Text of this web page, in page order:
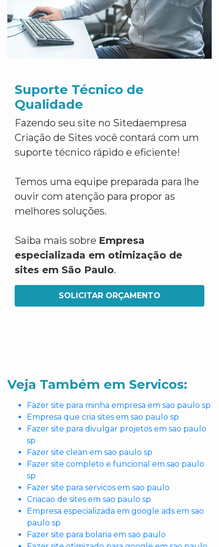
Suporte Técnico de
Qualidade
Fazendo seu site no Sitedaempresa
Criação de Sites você contará com um
suporte técnico rápido e eficiente!
Temos uma equipe preparada para lhe
ouvir com atenção para propor as
melhores soluções.
Saiba mais sobre Empresa
especializada em otimização de
sites em São Paulo.
SOLICITAR ORÇAMENTO
Veja Também em Servicos:
Fazer site para minha empresa em sao paulo sp
Empresa que cria sites em sao paulo sp
Fazer site para divulgar projetos em sao paulo
sp
Fazer site clean em sao paulo sp
Fazer site completo e funcional em sao paulo
sp
Fazer site para servicos em sao paulo
Criacao de sites em sao paulo sp
Empresa especializada em google ads em sao
paulo sp
Fazer site para bolaria em sao paulo